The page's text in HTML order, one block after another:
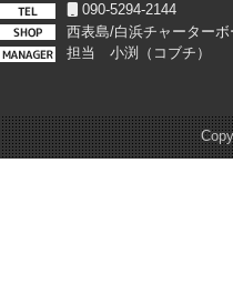
090-5294-2144
西表島/白浜チャーター
担当 小渕（コブチ）